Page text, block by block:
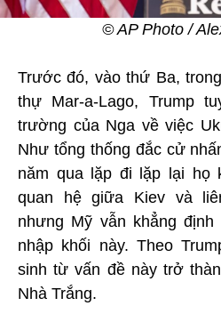
© AP Photo /
Trước đó, vào thứ Ba,
thự Mar-a-Lago, Trump
trường của Nga về việc
Như tổng thống đắc cử
năm qua lặp đi lặp lại họ
quan hệ giữa Kiev và
nhưng Mỹ vẫn khẳng
nhập khối này. Theo
sinh từ vấn đề này trở
Nhà Trắng.